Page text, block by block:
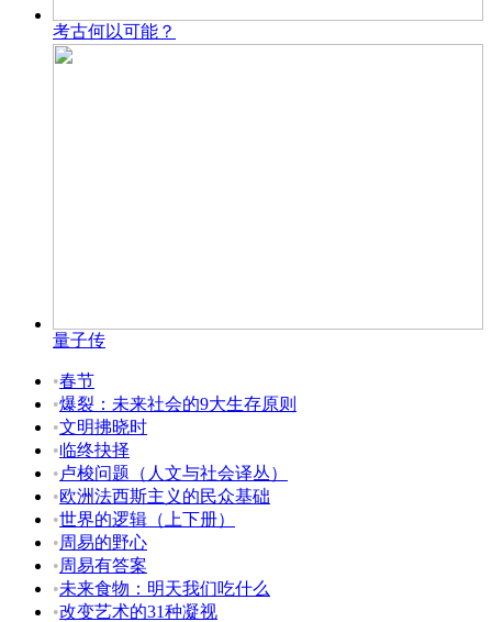
考古何以可能？
量子传
•春节
•爆裂：未来社会的9大生存原则
•文明拂晓时
•临终抉择
•卢梭问题（人文与社会译丛）
•欧洲法西斯主义的民众基础
•世界的逻辑（上下册）
•周易的野心
•周易有答案
•未来食物：明天我们吃什么
•改变艺术的31种凝视